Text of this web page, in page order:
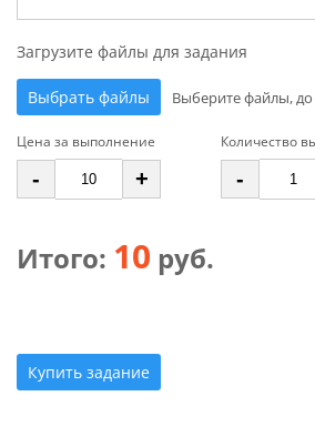
Загрузите файлы для задания
Выбрать файлы Выберите файлы,
Цена за выполнение
- +
Количество
-
Итого: 10 руб.
Купить задание